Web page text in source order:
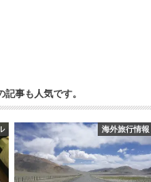
記事も人気です。
海外旅行情報